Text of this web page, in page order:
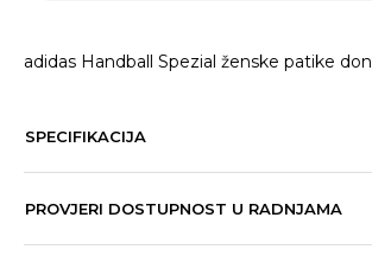
adidas Handball Spezial ženske patike don
SPECIFIKACIJA
PROVJERI DOSTUPNOST U RADNJAMA